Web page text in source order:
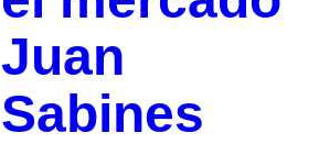
Juan
Sabines